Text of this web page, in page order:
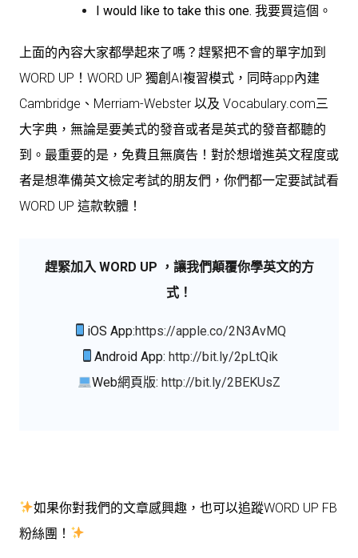
I would like to take this one. 我要買這個。
上面的內容大家都學起來了嗎？趕緊把不會的單字加到
WORD UP！WORD UP 獨創AI複習模式，同時app內建
Cambridge、Merriam-Webster 以及 Vocabulary.com三
大字典，無論是要美式的發音或者是英式的發音都聽的
到。最重要的是，免費且無廣告！對於想增進英文程度或
者是想準備英文檢定考試的朋友們，你們都一定要試試看
WORD UP 這款軟體！
趕緊加入 WORD UP ，讓我們顛覆你學英文的方
式！
iOS App:https://apple.co/2N3AvMQ
Android App:http://bit.ly/2pLtQik
Web網頁版:http://bit.ly/2BEKUsZ
如果你對我們的文章感興趣，也可以追蹤WORD UP FB
粉絲團！